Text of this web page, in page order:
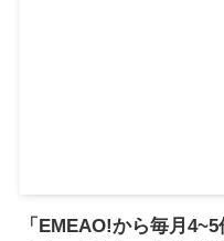
「EMEAO!から毎月